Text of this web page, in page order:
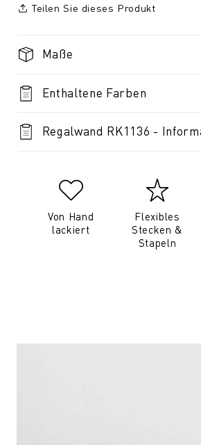
Teilen Sie dieses Produkt
Maße
Enthaltene Farben
Regalwand RK1136 -
Von Hand
lackiert
Flexibles
Stecken &
Stapeln